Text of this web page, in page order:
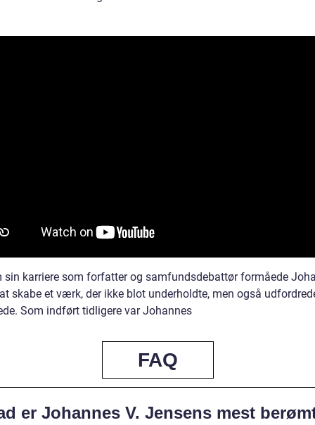
sin karriere som forfatter og samfundsdebattør formåede
skabe et værk, der ikke blot underholdte, men også
Som indført tidligere var Johannes
FAQ
er Johannes V. Jensens mest